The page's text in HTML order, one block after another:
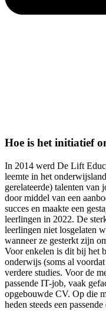
Hoe is het initiatief
In 2014 werd De Lift
leemte in het
gerelateerde) talenten van
door middel van een
succes en maakte een
leerlingen in 2022. De
leerlingen niet losgelaten
wanneer ze gesterkt zijn
Voor enkelen is dit bij het
onderwijs (soms al
verdere studies. Voor de
passende IT-job, vaak
opgebouwde CV. Op die
heden steeds een